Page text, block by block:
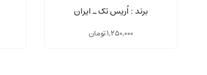
Etch سرنگ 50 میلی لیتر
برند : اُریس تک ـ ایران
1,250,000تومان